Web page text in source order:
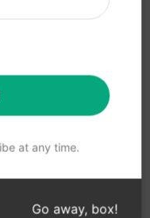
e persuasivas
para
respostas aos
at any time.
Go away, box!